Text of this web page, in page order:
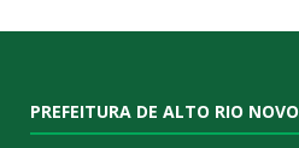
PREFEITURA DE ALTO RIO NOVO